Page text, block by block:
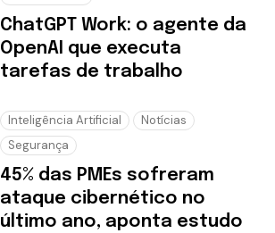
ChatGPT Work: o agente da
OpenAI que executa
tarefas de trabalho
Inteligência Artificial
Notícias
Segurança
45% das PMEs sofreram
ataque cibernético no
último ano, aponta estudo